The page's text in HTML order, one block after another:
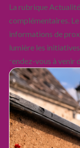
La rubrique
complémentaires.
informations de
lumière les
rendez-vous à venir